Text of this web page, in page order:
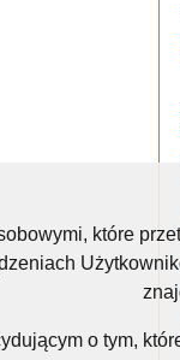
które
o tym,